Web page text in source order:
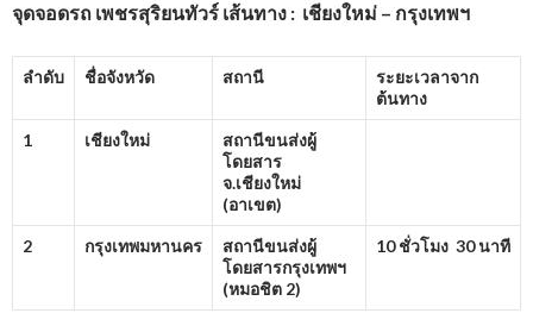
จุดจอดรถ เพชรสุริยนทัวร์ เส้นทาง : เชียงใหม่ – กรุงเทพฯ
ลำดับ ชื่อจังหวัด สถานี
ระยะเวลาจาก
ต้นทาง
1 เชียงใหม่
สถานีขนส่งผู้
โดยสาร
จ.เชียงใหม่
(อาเขต)
2 กรุงเทพมหานคร
สถานีขนส่งผู้
โดยสารกรุงเทพฯ
(หมอชิต 2)
10 ชั่วโมง 30 นาที